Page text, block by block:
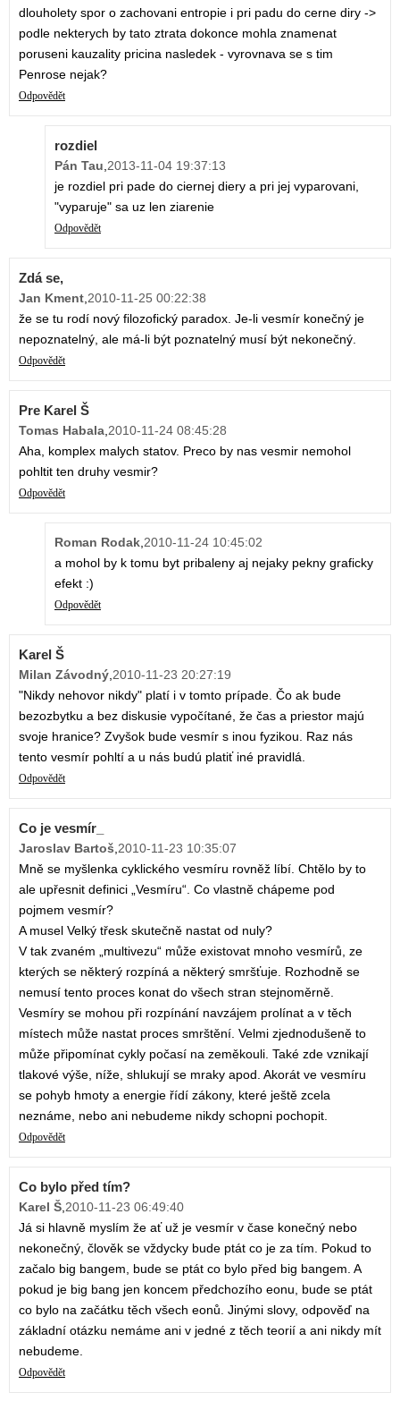
dlouholety spor o zachovani entropie i pri padu do cerne diry ->
podle nekterych by tato ztrata dokonce mohla znamenat
poruseni kauzality pricina nasledek - vyrovnava se s tim
Penrose nejak?
Odpovědět
rozdiel
Pán Tau 2013-11-04 19:37:13
je rozdiel pri pade do ciernej diery a pri jej vyparovani,
"vyparuje" sa uz len ziarenie
Odpovědět
Zdá se,
Jan Kment 2010-11-25 00:22:38
že se tu rodí nový filozofický paradox. Je-li vesmír konečný je
nepoznatelný, ale má-li být poznatelný musí být nekonečný.
Odpovědět
Pre Karel Š
Tomas Habala 2010-11-24 08:45:28
Aha, komplex malych statov. Preco by nas vesmir nemohol
pohltit ten druhy vesmir?
Odpovědět
Roman Rodak 2010-11-24 10:45:02
a mohol by k tomu byt pribaleny aj nejaky pekny graficky
efekt :)
Odpovědět
Karel Š
Milan Závodný 2010-11-23 20:27:19
"Nikdy nehovor nikdy" platí i v tomto prípade. Čo ak bude
bezozbytku a bez diskusie vypočítané, že čas a priestor majú
svoje hranice? Zvyšok bude vesmír s inou fyzikou. Raz nás
tento vesmír pohltí a u nás budú platiť iné pravidlá.
Odpovědět
Co je vesmír_
Jaroslav Bartoš 2010-11-23 10:35:07
Mně se myšlenka cyklického vesmíru rovněž líbí. Chtělo by to
ale upřesnit definici „Vesmíru“. Co vlastně chápeme pod
pojmem vesmír?
A musel Velký třesk skutečně nastat od nuly?
V tak zvaném „multivezu“ může existovat mnoho vesmírů, ze
kterých se některý rozpíná a některý smršťuje. Rozhodně se
nemusí tento proces konat do všech stran stejnoměrně.
Vesmíry se mohou při rozpínání navzájem prolínat a v těch
místech může nastat proces smrštění. Velmi zjednodušeně to
může připomínat cykly počasí na zeměkouli. Také zde vznikají
tlakové výše, níže, shlukují se mraky apod. Akorát ve vesmíru
se pohyb hmoty a energie řídí zákony, které ještě zcela
neznáme, nebo ani nebudeme nikdy schopni pochopit.
Odpovědět
Co bylo před tím?
Karel Š 2010-11-23 06:49:40
Já si hlavně myslím že ať už je vesmír v čase konečný nebo
nekonečný, člověk se vždycky bude ptát co je za tím. Pokud to
začalo big bangem, bude se ptát co bylo před big bangem. A
pokud je big bang jen koncem předchozího eonu, bude se ptát
co bylo na začátku těch všech eonů. Jinými slovy, odpověď na
základní otázku nemáme ani v jedné z těch teorií a ani nikdy mít
nebudeme.
Odpovědět